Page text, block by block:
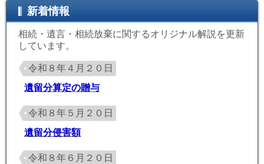
新着情報
相続・遺言・相続放棄に関するオリジナル解説を更新
しています。
令和８年４月２０日
遺留分算定の贈与
令和８年５月２０日
遺留分侵害額
令和８年６月２０日